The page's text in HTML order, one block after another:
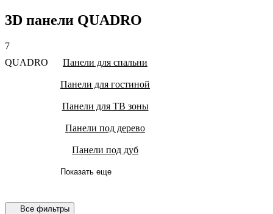
3D панели QUADRO
7
QUADRO
Панели для спальни
Панели для гостиной
Панели для ТВ зоны
Панели под дерево
Панели под дуб
Показать еще
Все фильтры